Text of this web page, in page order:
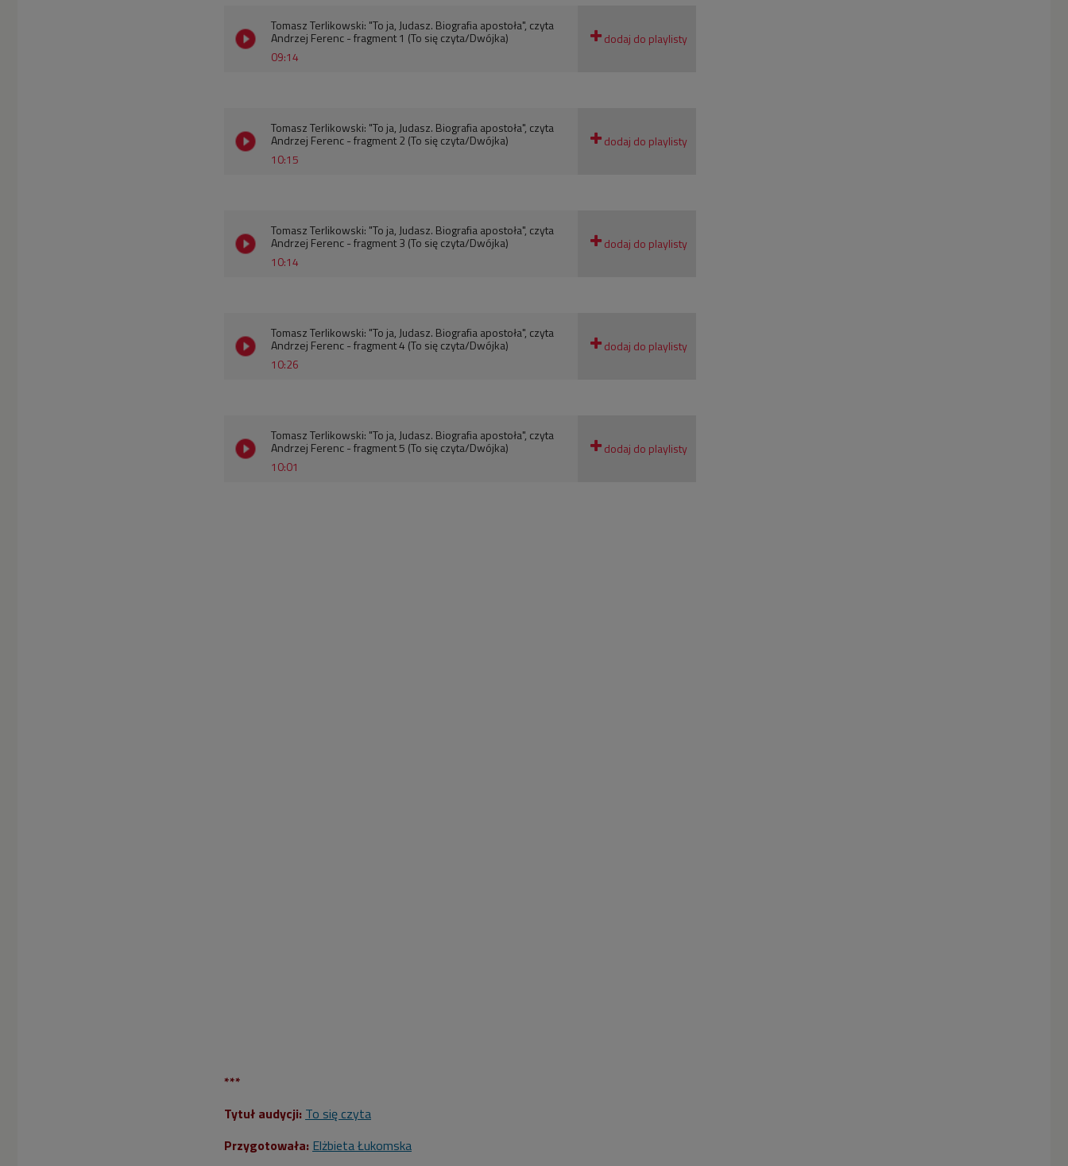
09:14
Tomasz Terlikowski: "To ja, Judasz. Biografia apostoła", czyta
Andrzej Ferenc - fragment 1 (To się czyta/Dwójka)
10:15
Tomasz Terlikowski: "To ja, Judasz. Biografia apostoła", czyta
Andrzej Ferenc - fragment 2 (To się czyta/Dwójka)
10:14
Tomasz Terlikowski: "To ja, Judasz. Biografia apostoła", czyta
Andrzej Ferenc - fragment 3 (To się czyta/Dwójka)
10:26
Tomasz Terlikowski: "To ja, Judasz. Biografia apostoła", czyta
Andrzej Ferenc - fragment 4 (To się czyta/Dwójka)
10:01
Tomasz Terlikowski: "To ja, Judasz. Biografia apostoła", czyta
Andrzej Ferenc - fragment 5 (To się czyta/Dwójka)
***
Tytuł audycji: To się czyta
Przygotowała: Elżbieta Łukomska